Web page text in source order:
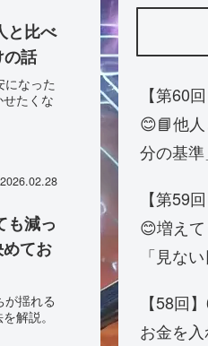
と比べ
の話
なった
たくな
2026.02.28
も減っ
てお
揺れる
解説。
【第60
😊📘他
分の基
【第59
😊増え
「見な
【58回
お金を